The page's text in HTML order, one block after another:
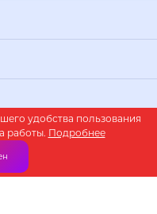
удобства пользования
работы. Подробнее